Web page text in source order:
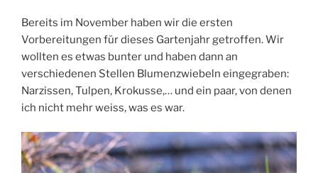
Bereits im November haben wir die ersten
Vorbereitungen für dieses Gartenjahr getroffen. Wir
wollten es etwas bunter und haben dann an
verschiedenen Stellen Blumenzwiebeln eingegraben:
Narzissen, Tulpen, Krokusse,… und ein paar, von denen
ich nicht mehr weiss, was es war.